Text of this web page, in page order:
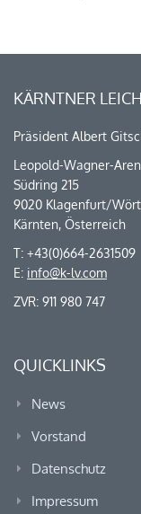
KÄRNTNER
Präsident Albert
Leopold-Wagner-
Südring 215
9020 Klagenfurt/
Kärnten, Österreich
T: +43(0)664-2631509
E: info@k-lv.com
ZVR: 911 980 747
QUICKLINKS
News
Vorstand
Datenschutz
Impressum